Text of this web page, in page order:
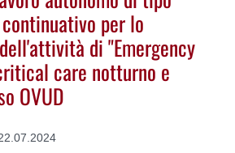
per lo
di "Emergency
care notturno e
OVUD